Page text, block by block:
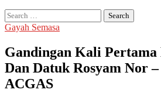
Search
for:
Gayah Semasa
Gandingan Kali
Dan Datuk Rosyam Nor
ACGAS